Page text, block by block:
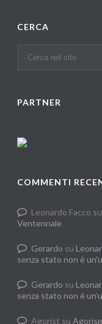
CERCA
PARTNER
COMMENTI
Leonardo Facco su
Ventennale
Gerardo su
senza stato non è
Gerardo su
senza stato non è
Agorist su